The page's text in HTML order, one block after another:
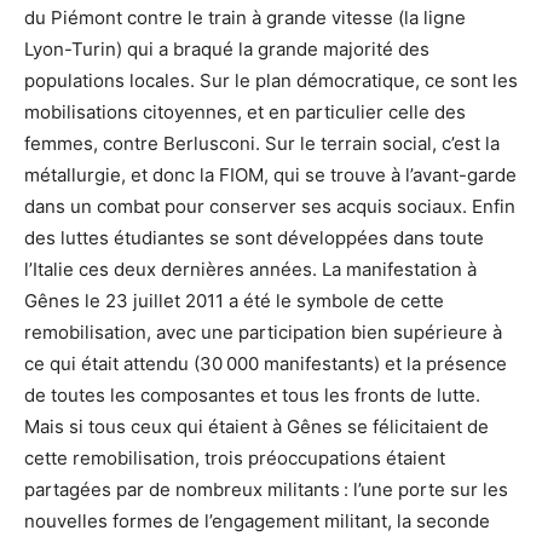
du Piémont contre le train à grande vitesse (la ligne
Lyon-Turin) qui a braqué la grande majorité des
populations locales. Sur le plan démocratique, ce sont les
mobilisations citoyennes, et en particulier celle des
femmes, contre Berlusconi. Sur le terrain social, c’est la
métallurgie, et donc la FIOM, qui se trouve à l’avant-garde
dans un combat pour conserver ses acquis sociaux. Enfin
des luttes étudiantes se sont développées dans toute
l’Italie ces deux dernières années. La manifestation à
Gênes le 23 juillet 2011 a été le symbole de cette
remobilisation, avec une participation bien supérieure à
ce qui était attendu (30 000 manifestants) et la présence
de toutes les composantes et tous les fronts de lutte.
Mais si tous ceux qui étaient à Gênes se félicitaient de
cette remobilisation, trois préoccupations étaient
partagées par de nombreux militants : l’une porte sur les
nouvelles formes de l’engagement militant, la seconde